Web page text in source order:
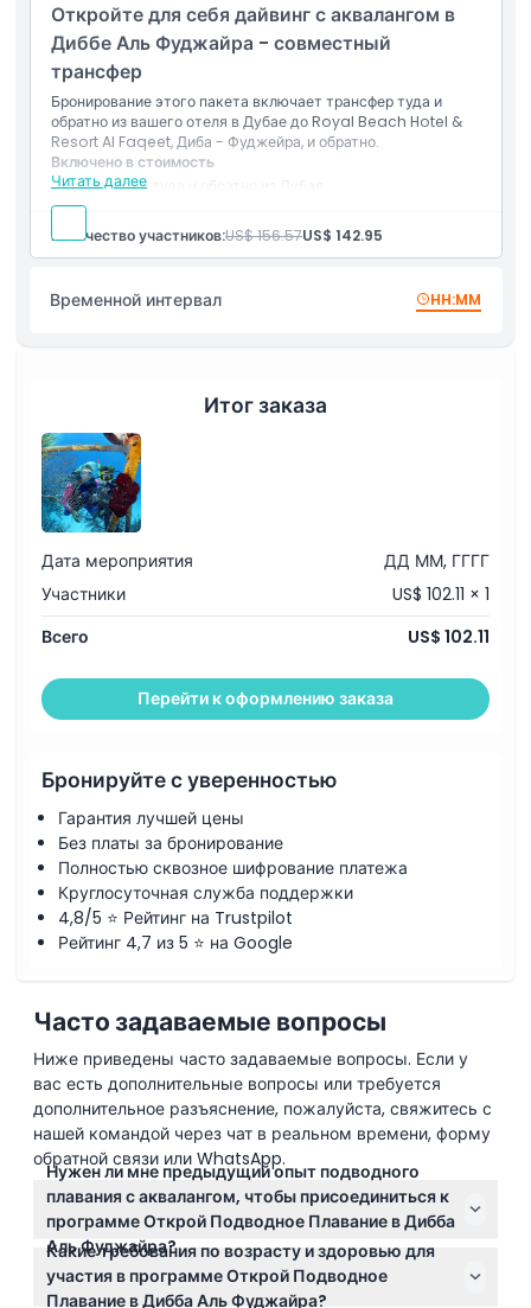
Дополнительный аддон
Часы работы
Вещи, которые нужно знать
Экипировка для подводного плавания с аквалангом и с
маской для снорклинга
Профессиональный сертифицированный инструктор
Отличная звуковая система
Откройте для себя дайвинг с аквалангом в
Диббе Аль Фуджайра - совместный
трансфер
Бронирование этого пакета включает трансфер туда и
обратно из вашего отеля в Дубае до Royal Beach Hotel &
Resort Al Faqeet, Диба - Фуджейра, и обратно.
Читать далее
Включено в стоимость
Трансфер туда и обратно из Дубая
Неограниченное количество безалкогольных напитков
Снаряжение для подводного плавания и снорклинга
Количество участников:US$ 156.57US$ 142.95
Временной интервал HH:MM
Итог заказа
Дата мероприятия
ДД ММ, ГГГГ
Участники
US$ 102.11 × 1
Всего
US$ 102.11
Перейти к оформлению заказа
Бронируйте с уверенностью
Гарантия лучшей цены
Без платы за бронирование
Полностью сквозное шифрование платежа
Круглосуточная служба поддержки
4,8/5 ⭐ Рейтинг на Trustpilot
Рейтинг 4,7 из 5 ⭐ на Google
Часто задаваемые вопросы
Ниже приведены часто задаваемые вопросы. Если у
вас есть дополнительные вопросы или требуется
дополнительное разъяснение, пожалуйста, свяжитесь с
нашей командой через чат в реальном времени, форму
обратной связи или WhatsApp.
Нужен ли мне предыдущий опыт подводного
плавания с аквалангом, чтобы присоединиться к
программе Открой Подводное Плавание в Дибба
Аль Фуджайра?
Предыдущий опыт подводного плавания не
требуется. Эта программа предназначена для
начинающих, которые хотят безопасно исследовать
Какие требования по возрасту и здоровью для
участия в программе Открой Подводное
Плавание в Дибба Аль Фуджайра?